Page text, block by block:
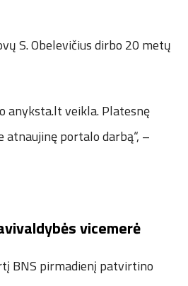
S. Obelevičius dirbo 20 metų
anyksta.lt veikla. Platesnę
portalo darbą“, –
vicemerė
BNS pirmadienį patvirtino